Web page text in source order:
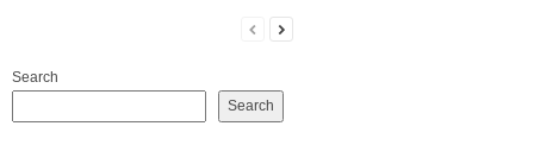
Search
Search